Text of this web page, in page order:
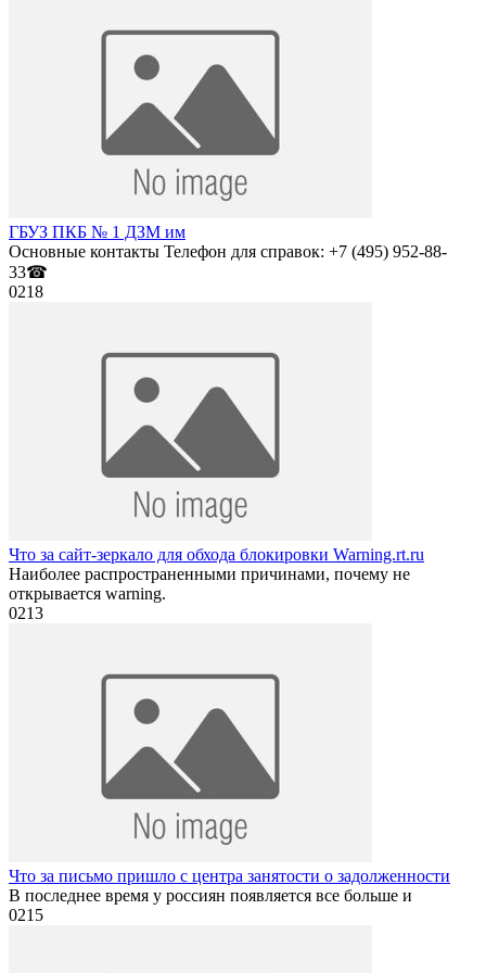
ГБУЗ ПКБ № 1 ДЗМ им
Основные контакты Телефон для справок: +7 (495) 952-88-
33☎
0218
Что за сайт-зеркало для обхода блокировки Warning.rt.ru
Наиболее распространенными причинами, почему не
открывается warning.
0213
Что за письмо пришло с центра занятости о задолженности
В последнее время у россиян появляется все больше и
0215